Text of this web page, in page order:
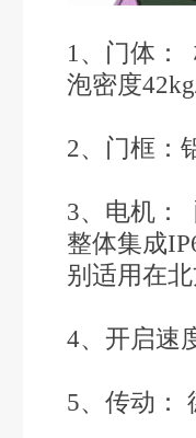
1、门体：
泡密度
2、门框：
3、电机：
整体集成
别适用在
4、开启速
5、传动：